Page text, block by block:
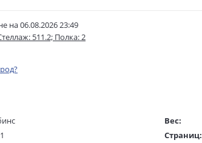
на 06.08.2026 23:49
511.2; Полка: 2
Вес:
Страниц: